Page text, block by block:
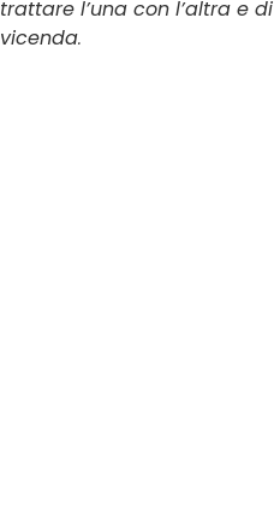
trattare l’una con l’altra e di
vicenda.